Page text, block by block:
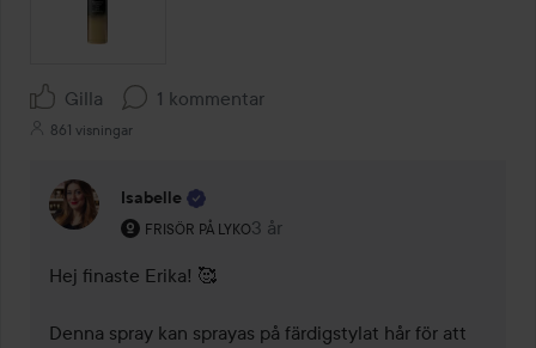
Gilla 1 kommentar
861 visningar
Isabelle
FRISÖR PÅ LYKO
Användarens roll: Frisör på Lyko.
3 år
Kommentaren lades 3 år
Hej finaste Erika! 🥰
Denna spray kan sprayas på färdigstylat hår för att